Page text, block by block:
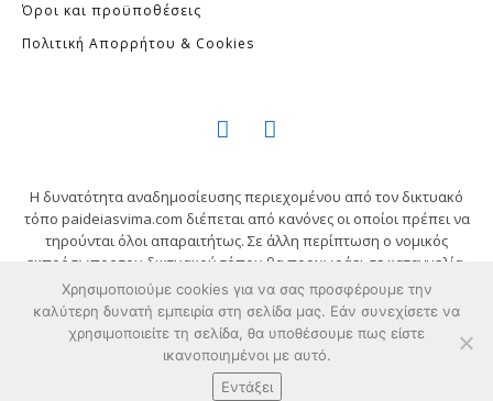
Όροι και προϋποθέσεις
Πολιτική Απορρήτου & Cookies
Η δυνατότητα αναδημοσίευσης περιεχομένου από τον δικτυακό
τόπο paideiasvima.com διέπεται από κανόνες οι οποίοι πρέπει να
τηρούνται όλοι απαραιτήτως. Σε άλλη περίπτωση ο νομικός
εκπρόσωπος του δικτυακού τόπου θα προχωράει σε καταγγελία,
χωρίς ειδοποίηση, και θα προβεί σε όλες τις απαιτούμενες
νομικές ενέργειες.
ΠΑΤΗΣΤΕ ΕΔΩ ΓΙΑ ΤΟΥΣ ΚΑΝΟΝΕΣ
© 2021 - 2025 PAIDEIASVIMA.COM. All Rights Reserved. Website
Designed & Developed by
Χρησιμοποιούμε cookies για να σας προσφέρουμε την
καλύτερη δυνατή εμπειρία στη σελίδα μας. Εάν συνεχίσετε να
χρησιμοποιείτε τη σελίδα, θα υποθέσουμε πως είστε
ικανοποιημένοι με αυτό.
Εντάξει